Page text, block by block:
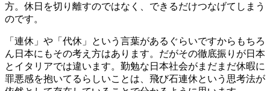
方。休日を切り離すのではなく、できるだけつなげてしまう
のです。
「連休」や「代休」という言葉があるぐらいですからもちろ
ん日本にもその考え方はあります。だがその徹底振りが日本
とイタリアでは違います。勤勉な日本社会がまだまだ休暇に
罪悪感を抱いてるらしいことは、飛び石連休という思考法が